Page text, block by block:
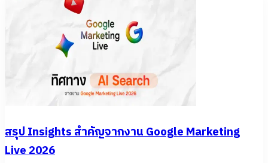
สรุป Insights สำคัญจากงาน Google Marketing
Live 2026